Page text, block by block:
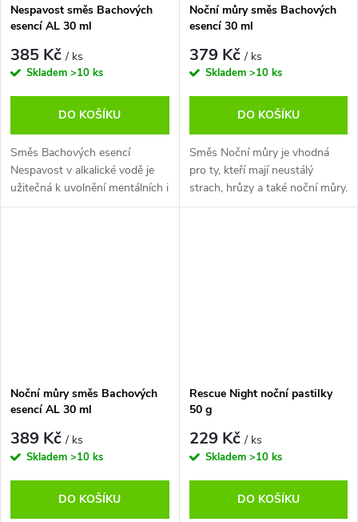
Nespavost směs Bachových
esencí AL 30 ml
385 Kč/ ks
Skladem >10 ks
DO KOŠÍKU
Směs Bachových esencí
Nespavost v alkalické vodě je
užitečná k uvolnění mentálních i
citových mechanismů, k utišení
Noční můry směs Bachových
esencí 30 ml
379 Kč/ ks
Skladem >10 ks
DO KOŠÍKU
Směs Noční můry je vhodná
pro ty, kteří mají neustálý
strach, hrůzy a také noční můry.
Noční můry směs Bachových
esencí AL 30 ml
389 Kč/ ks
Skladem >10 ks
DO KOŠÍKU
Rescue Night noční pastilky
50 g
229 Kč/ ks
Skladem >10 ks
DO KOŠÍKU